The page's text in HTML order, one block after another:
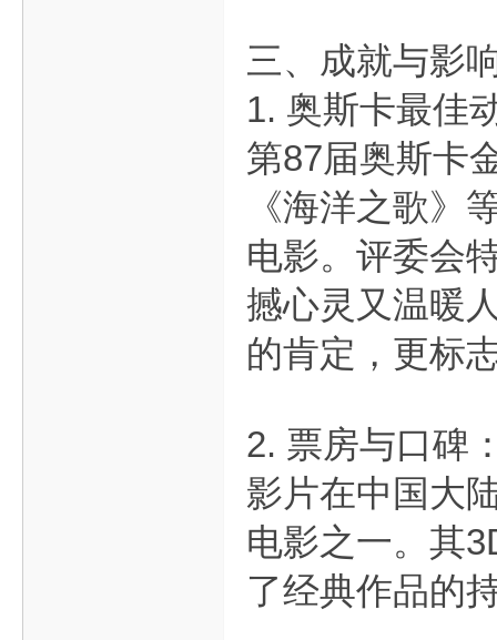
三、成就与影
1. 奥斯卡最佳
第87届奥斯卡
《海洋之歌》
电影。评委会
撼心灵又温暖
的肯定，更标
2. 票房与口碑
影片在中国大
电影之一。其
了经典作品的